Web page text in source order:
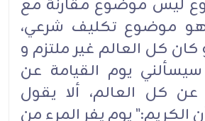
ليس موضوع مقارنة مع
هو موضوع تكليف شرعي،
كان كل العالم غير ملتزم و
يوم القيامة عن
كل العالم، ألا يقول
الكريم:" يوم يفر المرء من